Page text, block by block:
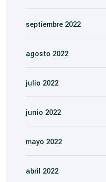
septiembre 2022
agosto 2022
julio 2022
junio 2022
mayo 2022
abril 2022